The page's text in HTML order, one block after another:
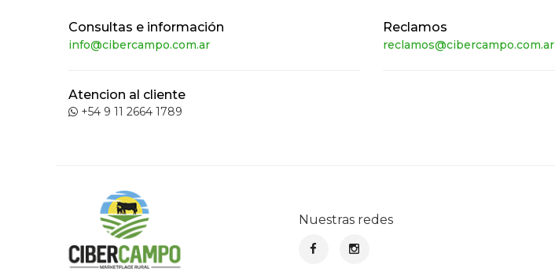
Consultas e información
info@cibercampo.com.ar
Atencion al cliente
+54 9 11 2664 1789
Reclamos
reclamos@cibercampo.com.ar
Nuestras redes